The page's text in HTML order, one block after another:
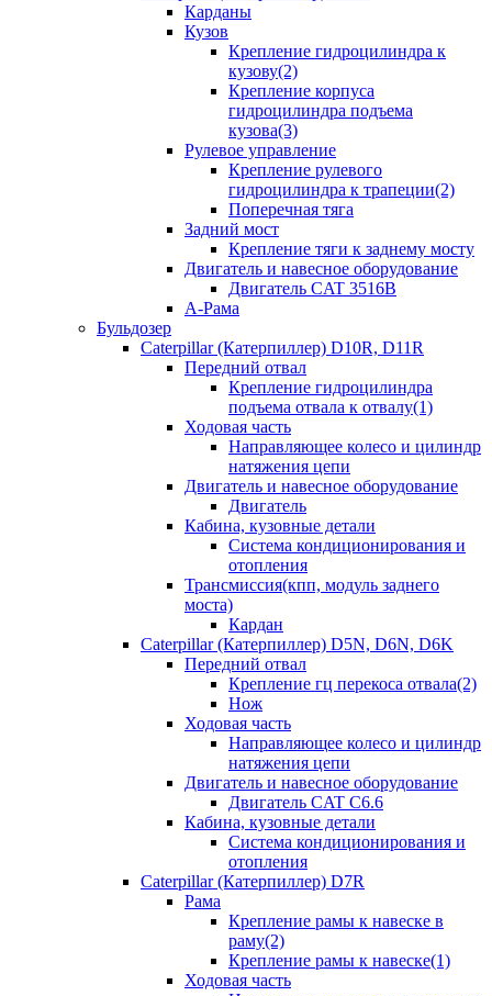
Карданы
Кузов
Крепление гидроцилиндра к
кузову(2)
Крепление корпуса
гидроцилиндра подъема
кузова(3)
Рулевое управление
Крепление рулевого
гидроцилиндра к трапеции(2)
Поперечная тяга
Задний мост
Крепление тяги к заднему мосту
Двигатель и навесное оборудование
Двигатель CAT 3516B
А-Рама
Бульдозер
Caterpillar (Катерпиллер) D10R, D11R
Передний отвал
Крепление гидроцилиндра
подъема отвала к отвалу(1)
Ходовая часть
Направляющее колесо и цилиндр
натяжения цепи
Двигатель и навесное оборудование
Двигатель
Кабина, кузовные детали
Система кондиционирования и
отопления
Трансмиссия(кпп, модуль заднего
моста)
Кардан
Caterpillar (Катерпиллер) D5N, D6N, D6K
Передний отвал
Крепление гц перекоса отвала(2)
Нож
Ходовая часть
Направляющее колесо и цилиндр
натяжения цепи
Двигатель и навесное оборудование
Двигатель CAT C6.6
Кабина, кузовные детали
Система кондиционирования и
отопления
Caterpillar (Катерпиллер) D7R
Рама
Крепление рамы к навеске в
раму(2)
Крепление рамы к навеске(1)
Ходовая часть